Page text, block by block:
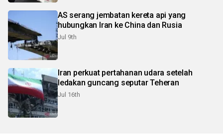
AS serang jembatan kereta api yang
hubungkan Iran ke China dan Rusia
Jul 9th
Iran perkuat pertahanan udara setelah
ledakan guncang seputar Teheran
Jul 16th